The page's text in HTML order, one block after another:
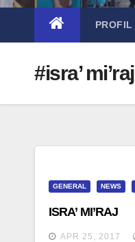
PROFIL
#isra’ mi’raj
GENERAL NEWS
ISRA’ MI’RAJ
APR 25, 2017